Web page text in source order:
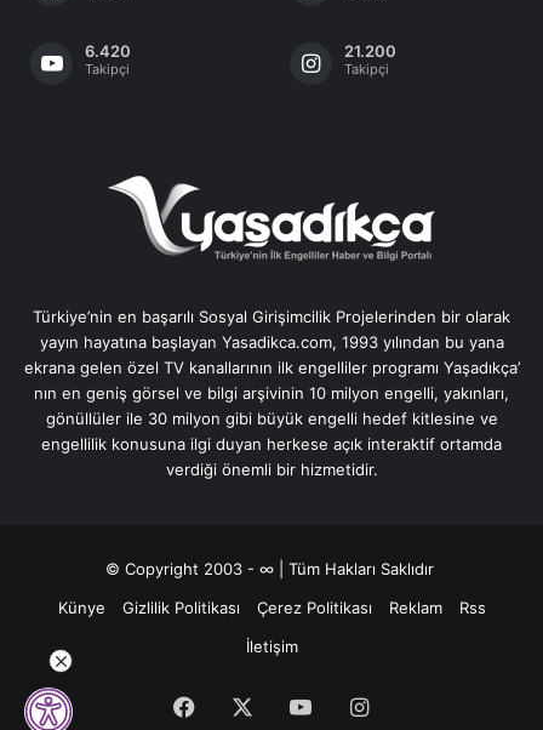
6.420
Takipçi
21.200
Takipçi
Türkiye’nin en başarılı Sosyal Girişimcilik Projelerinden bir olarak
yayın hayatına başlayan Yasadikca.com, 1993 yılından bu yana
ekrana gelen özel TV kanallarının ilk engelliler programı Yaşadıkça’
nın en geniş görsel ve bilgi arşivinin 10 milyon engelli, yakınları,
gönüllüler ile 30 milyon gibi büyük engelli hedef kitlesine ve
engellilik konusuna ilgi duyan herkese açık interaktif ortamda
verdiği önemli bir hizmetidir.
© Copyright 2003 - ∞ | Tüm Hakları Saklıdır
Künye
Gizlilik Politikası Çerez Politikası Reklam
Rss
İletişim
Facebook YouTubeInstagram